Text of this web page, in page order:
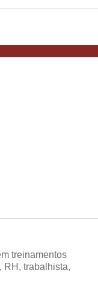
treinamentos
RH, trabalhista,